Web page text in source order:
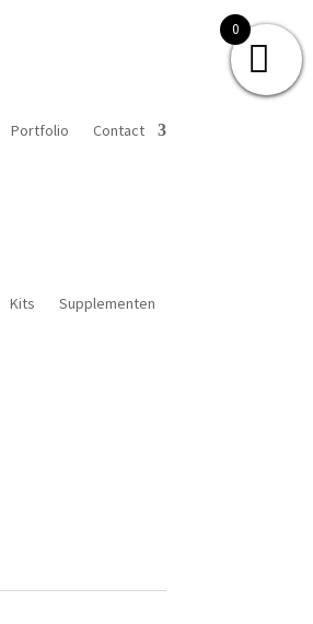
Portfolio Contact
Kits Supplementen
0